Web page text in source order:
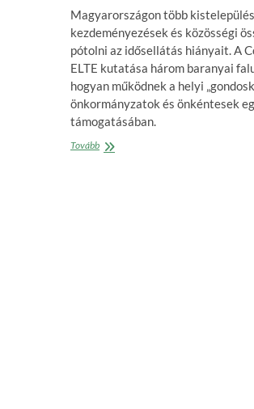
Magyarországon több
kezdeményezések és közösségi
pótolni az idősellátás hiányait. A
ELTE kutatása három baranyai
hogyan működnek a helyi
önkormányzatok és önkéntesek
támogatásában.
TovábbFalusi